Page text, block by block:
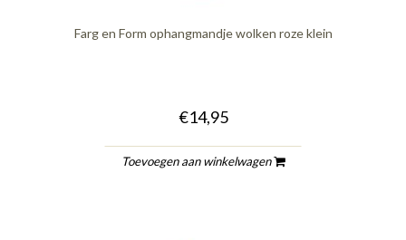
Farg en Form ophangmandje wolken roze klein
€14,95
Toevoegen aan winkelwagen